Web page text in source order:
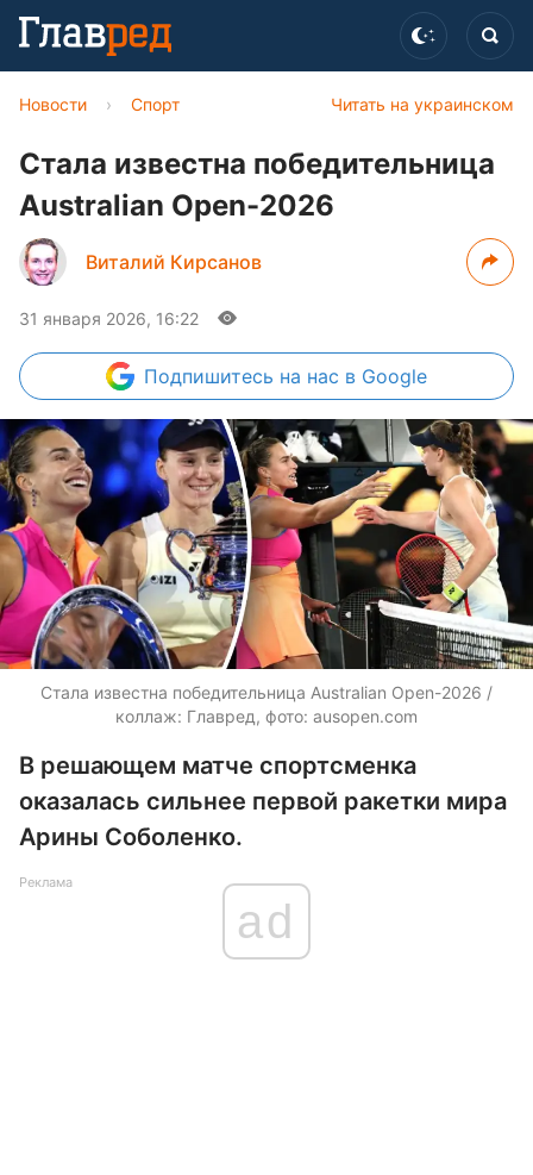
Читать на украинском
Новости › Спорт
Стала известна победительница
Australian Open-2026
Виталий Кирсанов
31 января 2026, 16:22
Подпишитесь на нас в Google
Стала известна победительница Australian Open-2026 /
коллаж: Главред, фото: ausopen.com
В решающем матче спортсменка
оказалась сильнее первой ракетки мира
Арины Соболенко.
Реклама
ad